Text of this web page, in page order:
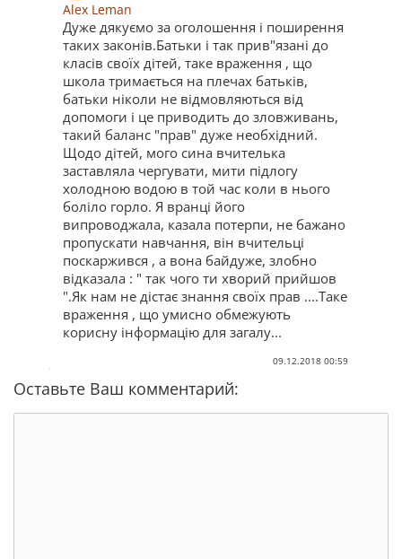
Alex Leman
Дуже дякуємо за оголошення і поширення
таких законів.Батьки і так прив"язані до
класів своїх дітей, таке враження , що
школа тримається на плечах батьків,
батьки ніколи не відмовляються від
допомоги і це приводить до зловживань,
такий баланс "прав" дуже необхідний.
Щодо дітей, мого сина вчителька
заставляла чергувати, мити підлогу
холодною водою в той час коли в нього
боліло горло. Я вранці його
випроводжала, казала потерпи, не бажано
пропускати навчання, він вчительці
поскаржився , а вона байдуже, злобно
відказала : " так чого ти хворий прийшов
".Як нам не дістає знання своїх прав ....Таке
враження , що умисно обмежують
корисну інформацію для загалу...
09.12.2018 00:59
Оставьте Ваш комментарий: